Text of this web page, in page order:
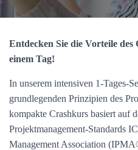
Entdecken Sie die Vorteile
einem Tag!
In unserem intensiven 1-Tages-
grundlegenden Prinzipien des
kompakte Crashkurs basiert auf
Projektmanagement-Standards
Management Association